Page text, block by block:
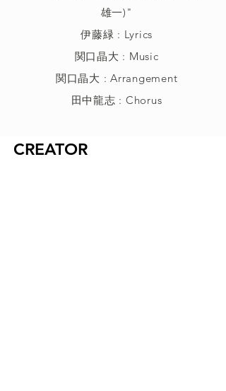
雄一)"
伊藤緑 : Lyrics
関口晶大 : Music
関口晶大 : Arrangement
田中龍志 : Chorus
CREATOR